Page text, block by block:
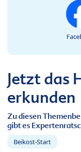
Jetzt das
erkunden
Zu diesen
gibt es
Beikost-Start